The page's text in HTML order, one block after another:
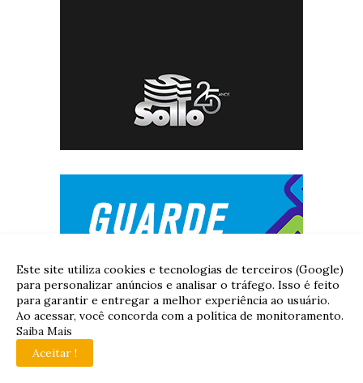
Este site utiliza cookies e tecnologias de terceiros (Google)
para personalizar anúncios e analisar o tráfego. Isso é feito
para garantir e entregar a melhor experiência ao usuário.
Ao acessar, você concorda com a política de monitoramento.
Saiba Mais
Aceitar !